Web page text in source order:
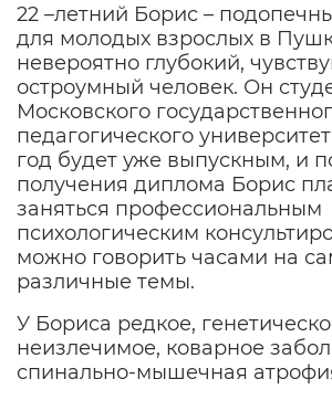
22 –летний Борис –
для молодых взрослых в
невероятно глубокий,
остроумный человек. Он
Московского
педагогического
год будет уже выпускным, и
получения диплома Борис
заняться профессиональным
психологическим
можно говорить часами на
различные темы.
У Бориса редкое,
неизлечимое, коварное
спинально-мышечная